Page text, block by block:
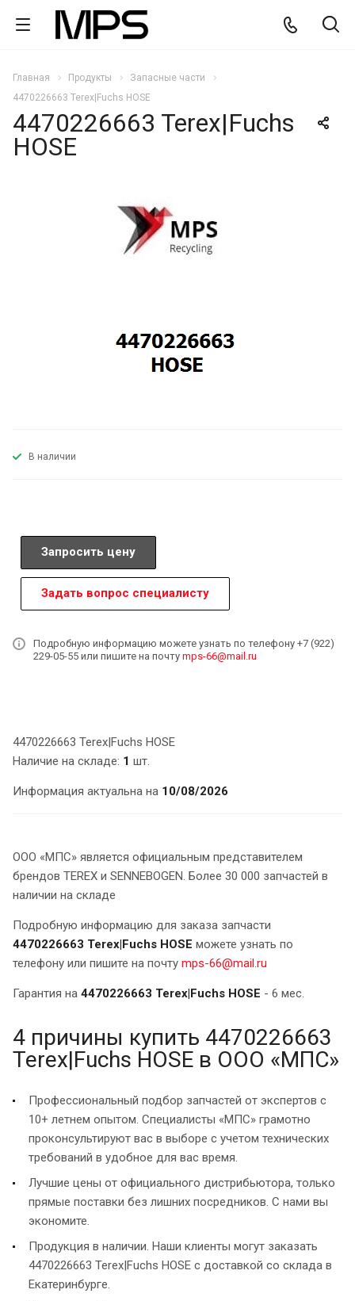
Главная Продукты
Запасные части
4470226663 Terex|Fuchs HOSE
4470226663 Terex|Fuchs
HOSE
В наличии
Запросить цену
Задать вопрос специалисту
Подробную информацию можете узнать по телефону +7 (922)
229-05-55 или пишите на почту mps-66@mail.ru
4470226663 Terex|Fuchs HOSE
Наличие на складе: 1 шт.
Информация актуальна на 10/08/2026
ООО «МПС» является официальным представителем
брендов TEREX и SENNEBOGEN. Более 30 000 запчастей в
наличии на складе
Подробную информацию для заказа запчасти
4470226663 Terex|Fuchs HOSE можете узнать по
телефону или пишите на почту mps-66@mail.ru
Гарантия на 4470226663 Terex|Fuchs HOSE - 6 мес.
4 причины купить 4470226663
Terex|Fuchs HOSE в ООО «МПС»
Профессиональный подбор запчастей от экспертов с
10+ летнем опытом. Специалисты «МПС» грамотно
проконсультируют вас в выборе с учетом технических
требований в удобное для вас время.
Лучшие цены от официального дистрибьютора, только
прямые поставки без лишних посредников. С нами вы
экономите.
Продукция в наличии. Наши клиенты могут заказать
4470226663 Terex|Fuchs HOSE с доставкой со склада в
Екатеринбурге.